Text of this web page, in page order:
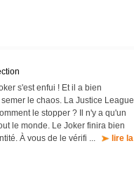
s'est enfui ! Et il a bien
le chaos. La Justice League
le stopper ? Il n'y a qu'un
le monde. Le Joker finira bien
À vous de le vérifi ...
lire la